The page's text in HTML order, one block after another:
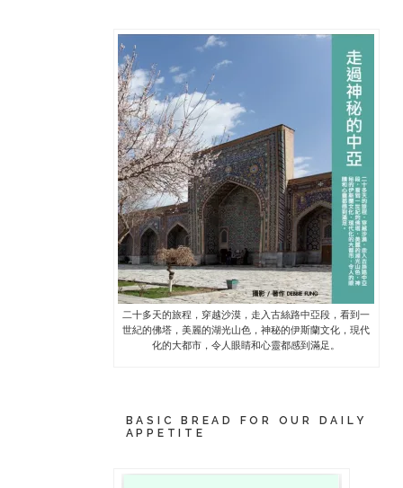
二十多天的旅程，穿越沙漠，走入古絲路中亞段，看到一
世紀的佛塔，美麗的湖光山色，神秘的伊斯蘭文化，現代
化的大都市，令人眼睛和心靈都感到滿足。
BASIC BREAD FOR OUR DAILY
APPETITE